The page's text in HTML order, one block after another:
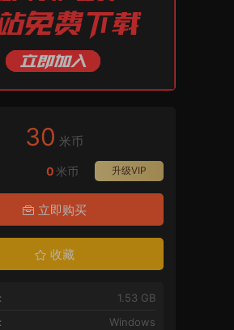
30 米币
升级VIP
0 米币
立即购买
收藏
1.53 GB
Windows